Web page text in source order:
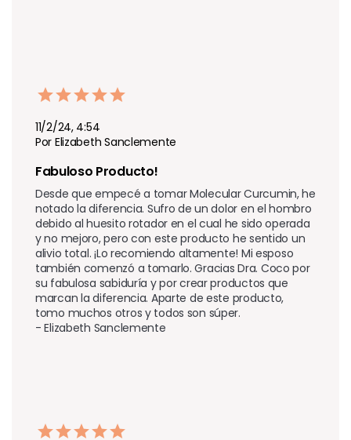
11/2/24, 4:54
Por Elizabeth Sanclemente
Fabuloso Producto!
Desde que empecé a tomar Molecular Curcumin, he
notado la diferencia. Sufro de un dolor en el hombro
debido al huesito rotador en el cual he sido operada
y no mejoro, pero con este producto he sentido un
alivio total. ¡Lo recomiendo altamente! Mi esposo
también comenzó a tomarlo. Gracias Dra. Coco por
su fabulosa sabiduría y por crear productos que
marcan la diferencia. Aparte de este producto,
tomo muchos otros y todos son súper.
- Elizabeth Sanclemente